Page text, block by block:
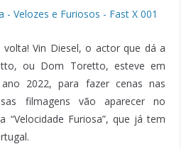
Vin Diesel, o actor que dá a
ou Dom Toretto, esteve em
2022, para fazer cenas nas
filmagens vão aparecer no
“Velocidade Furiosa”, que já tem